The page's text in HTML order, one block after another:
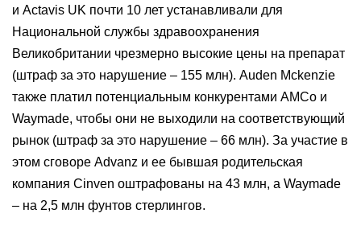
и Actavis UK почти 10 лет устанавливали для
Национальной службы здравоохранения
Великобритании чрезмерно высокие цены на препарат
(штраф за это нарушение – 155 млн). Auden Mckenzie
также платил потенциальным конкурентами AMCo и
Waymade, чтобы они не выходили на соответствующий
рынок (штраф за это нарушение – 66 млн). За участие в
этом сговоре Advanz и ее бывшая родительская
компания Cinven оштрафованы на 43 млн, а Waymade
– на 2,5 млн фунтов стерлингов.